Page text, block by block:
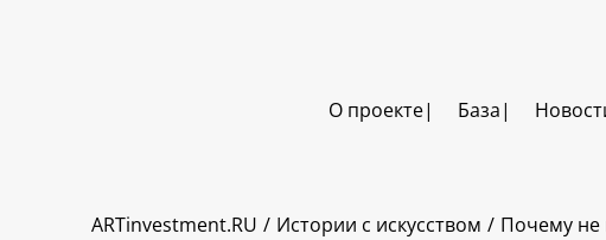
О проекте База
ARTinvestment.RU Истории с искусством Почему не